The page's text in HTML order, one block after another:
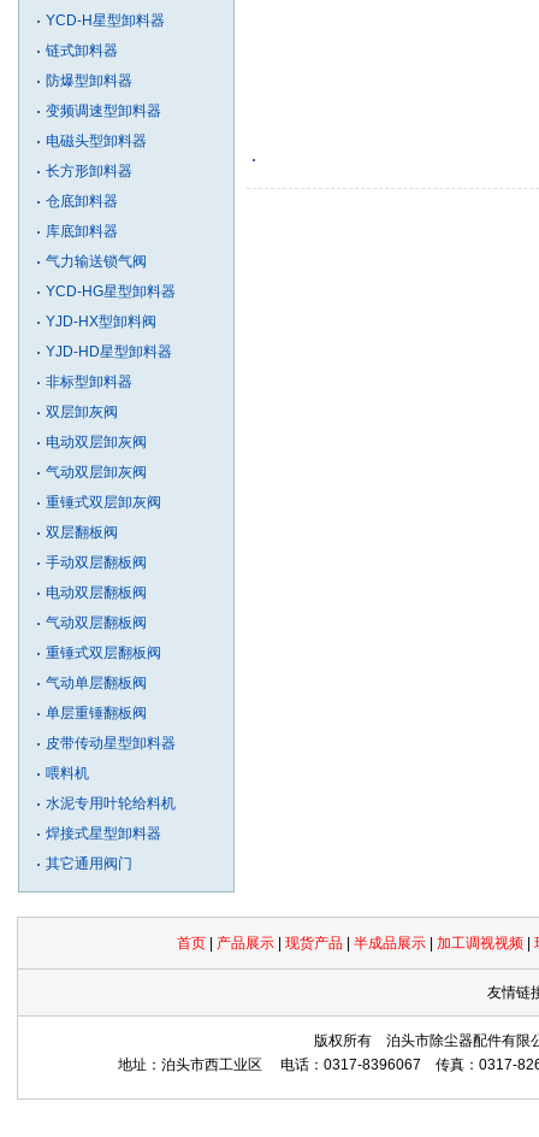
YCD-H星型卸料器
链式卸料器
防爆型卸料器
变频调速型卸料器
电磁头型卸料器
长方形卸料器
仓底卸料器
库底卸料器
气力输送锁气阀
YCD-HG星型卸料器
YJD-HX型卸料阀
YJD-HD星型卸料器
非标型卸料器
双层卸灰阀
电动双层卸灰阀
气动双层卸灰阀
重锤式双层卸灰阀
双层翻板阀
手动双层翻板阀
电动双层翻板阀
气动双层翻板阀
重锤式双层翻板阀
气动单层翻板阀
单层重锤翻板阀
皮带传动星型卸料器
喂料机
水泥专用叶轮给料机
焊接式星型卸料器
其它通用阀门
首页| 产品展示| 现货产品| 半成品展示| 加工调视视频|
友情链
版权所有 泊头市除尘器配件有
地址：泊头市西工业区 电话：0317-8396067 传真：0317-